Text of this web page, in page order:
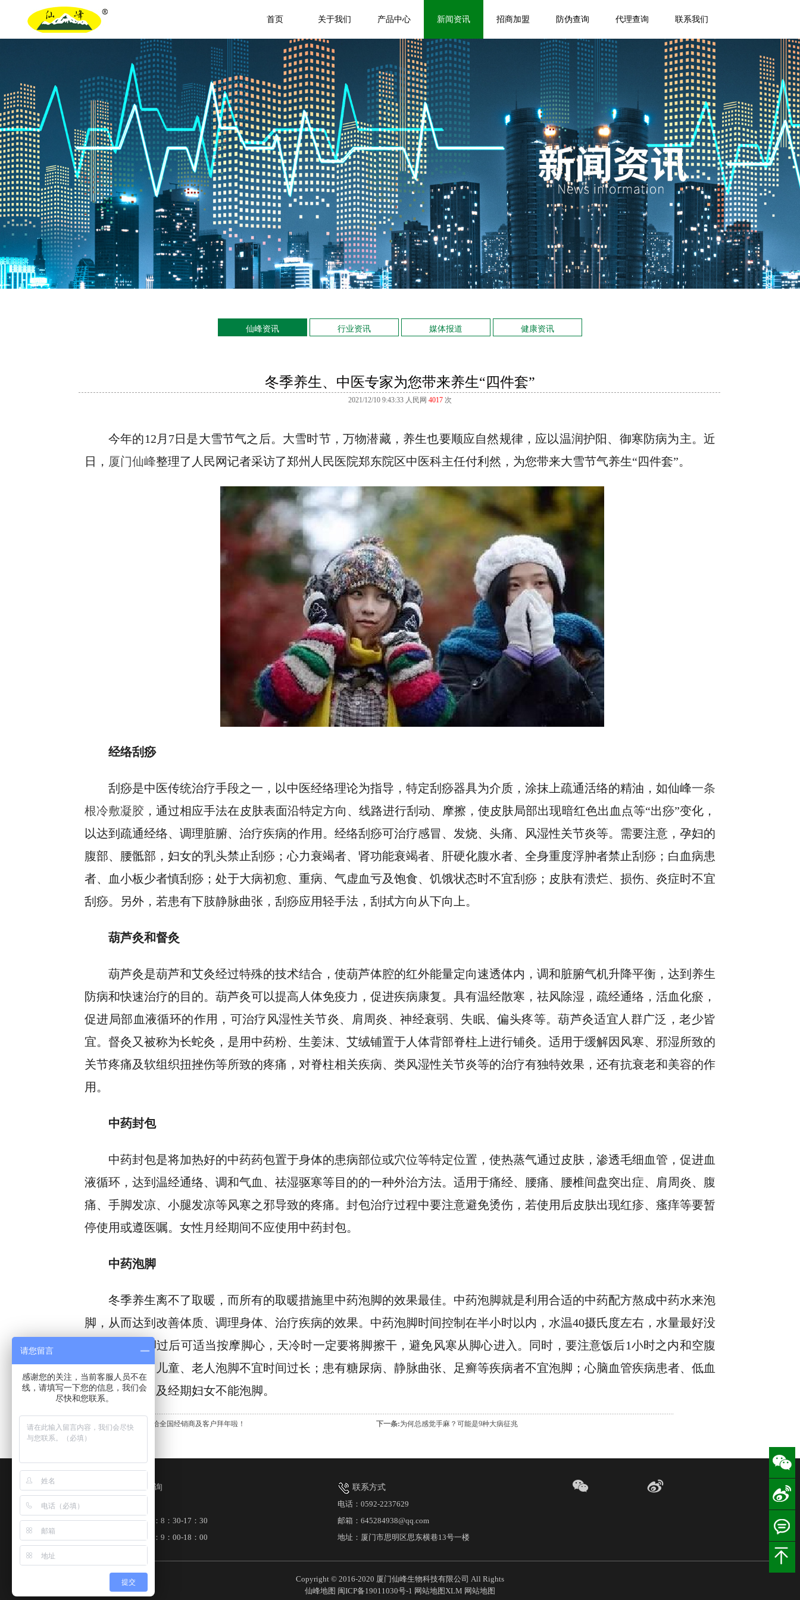
首页 关于我们 产品中心 新闻资讯 招商加盟 防伪查询 代理查询 联系我们
仙峰资讯 行业资讯 媒体报道 健康资讯
冬季养生、中医专家为您带来养生“四件套”
2021/12/10 9:43:33 人民网 4017 次
今年的12月7日是大雪节气之后。大雪时节，万物潜藏，养生也要顺应自然规律，应以温润护阳、御寒防病为主。近
日， 厦门仙峰整理了人民网记者采访了郑州人民医院郑东院区中医科主任付利然，为您带来大雪节气养生“四件套”。
经络刮痧
刮痧是中医传统治疗手段之一，以中医经络理论为指导，特定刮痧器具为介质，涂抹上疏通活络的精油，如仙峰一条
根冷敷凝胶 ，通过相应手法在皮肤表面沿特定方向、线路进行刮动、摩擦，使皮肤局部出现暗红色出血点等“出痧”变化，
以达到疏通经络、调理脏腑、治疗疾病的作用。经络刮痧可治疗感冒、发烧、头痛、风湿性关节炎等。需要注意，孕妇的
腹部、腰骶部，妇女的乳头禁止刮痧；心力衰竭者、肾功能衰竭者、肝硬化腹水者、全身重度浮肿者禁止刮痧；白血病患
者、血小板少者慎刮痧；处于大病初愈、重病、气虚血亏及饱食、饥饿状态时不宜刮痧；皮肤有溃烂、损伤、炎症时不宜
刮痧。另外，若患有下肢静脉曲张，刮痧应用轻手法，刮拭方向从下向上。
葫芦灸和督灸
葫芦灸是葫芦和艾灸经过特殊的技术结合，使葫芦体腔的红外能量定向速透体内，调和脏腑气机升降平衡，达到养生
防病和快速治疗的目的。葫芦灸可以提高人体免疫力，促进疾病康复。具有温经散寒，祛风除湿，疏经通络，活血化瘀，
促进局部血液循环的作用，可治疗风湿性关节炎、肩周炎、神经衰弱、失眠、偏头疼等。葫芦灸适宜人群广泛，老少皆
宜。督灸又被称为长蛇灸，是用中药粉、生姜沫、艾绒铺置于人体背部脊柱上进行铺灸。适用于缓解因风寒、邪湿所致的
关节疼痛及软组织扭挫伤等所致的疼痛，对脊柱相关疾病、类风湿性关节炎等的治疗有独特效果，还有抗衰老和美容的作
用。
中药封包
中药封包是将加热好的中药药包置于身体的患病部位或穴位等特定位置，使热蒸气通过皮肤，渗透毛细血管，促进血
液循环，达到温经通络、调和气血、祛湿驱寒等目的的一种外治方法。适用于痛经、腰痛、腰椎间盘突出症、肩周炎、腹
痛、手脚发凉、小腿发凉等风寒之邪导致的疼痛。封包治疗过程中要注意避免烫伤，若使用后皮肤出现红疹、瘙痒等要暂
停使用或遵医嘱。女性月经期间不应使用中药封包。
中药泡脚
冬季养生离不了取暖，而所有的取暖措施里中药泡脚的效果最佳。中药泡脚就是利用合适的中药配方熬成中药水来泡
脚，从而达到改善体质、调理身体、治疗疾病的效果。中药泡脚时间控制在半小时以内，水温40摄氏度左右，水量最好没
过小腿。泡脚过后可适当按摩脚心，天冷时一定要将脚擦干，避免风寒从脚心进入。同时，要注意饭后1小时之内和空腹
都不宜泡脚；儿童、老人泡脚不宜时间过长；患有糖尿病、静脉曲张、足癣等疾病者不宜泡脚；心脑血管疾病患者、低血
压患者、孕妇及经期妇女不能泡脚。
上一条:厦门仙峰一条根给全国经销商及客户拜年啦！ 下一条:为何总感觉手麻？可能是9种大病征兆
在线咨询
周一到周五：8：30-17：30
周六至周日：9：00-18：00
联系方式
电话：0592-2237629
邮箱：645284938@qq.com
地址：厦门市思明区思东横巷13号一楼
Copyright © 2016-2020 厦门仙峰生物科技有限公司 All Rights
仙峰地图 闽ICP备19011030号-1 网站地图XLM 网站地图
请您留言
感谢您的关注，当前客服人员不在
线，请填写一下您的信息，我们会
尽快和您联系。
提交